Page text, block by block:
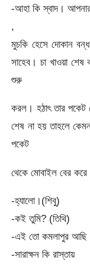
-আহা কি স্বাদ।
,
মুচকি হেসে দোকান
সাহেব। চা খাওয়া শেষ
শুরু
করল। হঠাৎ তার পকেট
শেষ না হয় তাহলে
পকেট
থেকে মোবাইল বের করে
-হ্যালো।(শিবু)
-কই তুমি? (তিথি)
-এই তো কমলাপুর
-সারাক্ষন কি রাস্তায়